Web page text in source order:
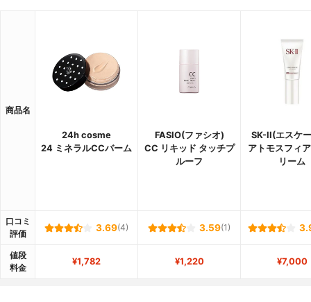
商品名
24h cosme
24 ミネラルCCバーム
FASIO(ファシオ)
CC リキッド タッチプ
ルーフ
SK-II(エスケ
アトモスフィ
リーム
口コミ
評価
3.69(4) 3.59(1)
値段
料金
¥1,782 ¥1,220 ¥7,000